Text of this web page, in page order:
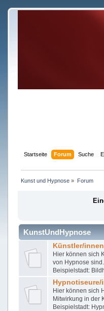
Startseite Forum Suche
Kunst und Hypnose » Forum
KunstUndHypnose
Künstler/
Hier können sich
von Hypnose
Beispielstadt:
Hier können sich
Mitwirkung in der
Beispielstadt: